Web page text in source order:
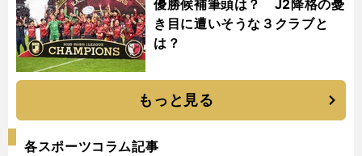
優勝候補筆頭は？ J2降格の憂
き目に遭いそうな３クラブと
は？
もっと見る
各スポーツコラム記事